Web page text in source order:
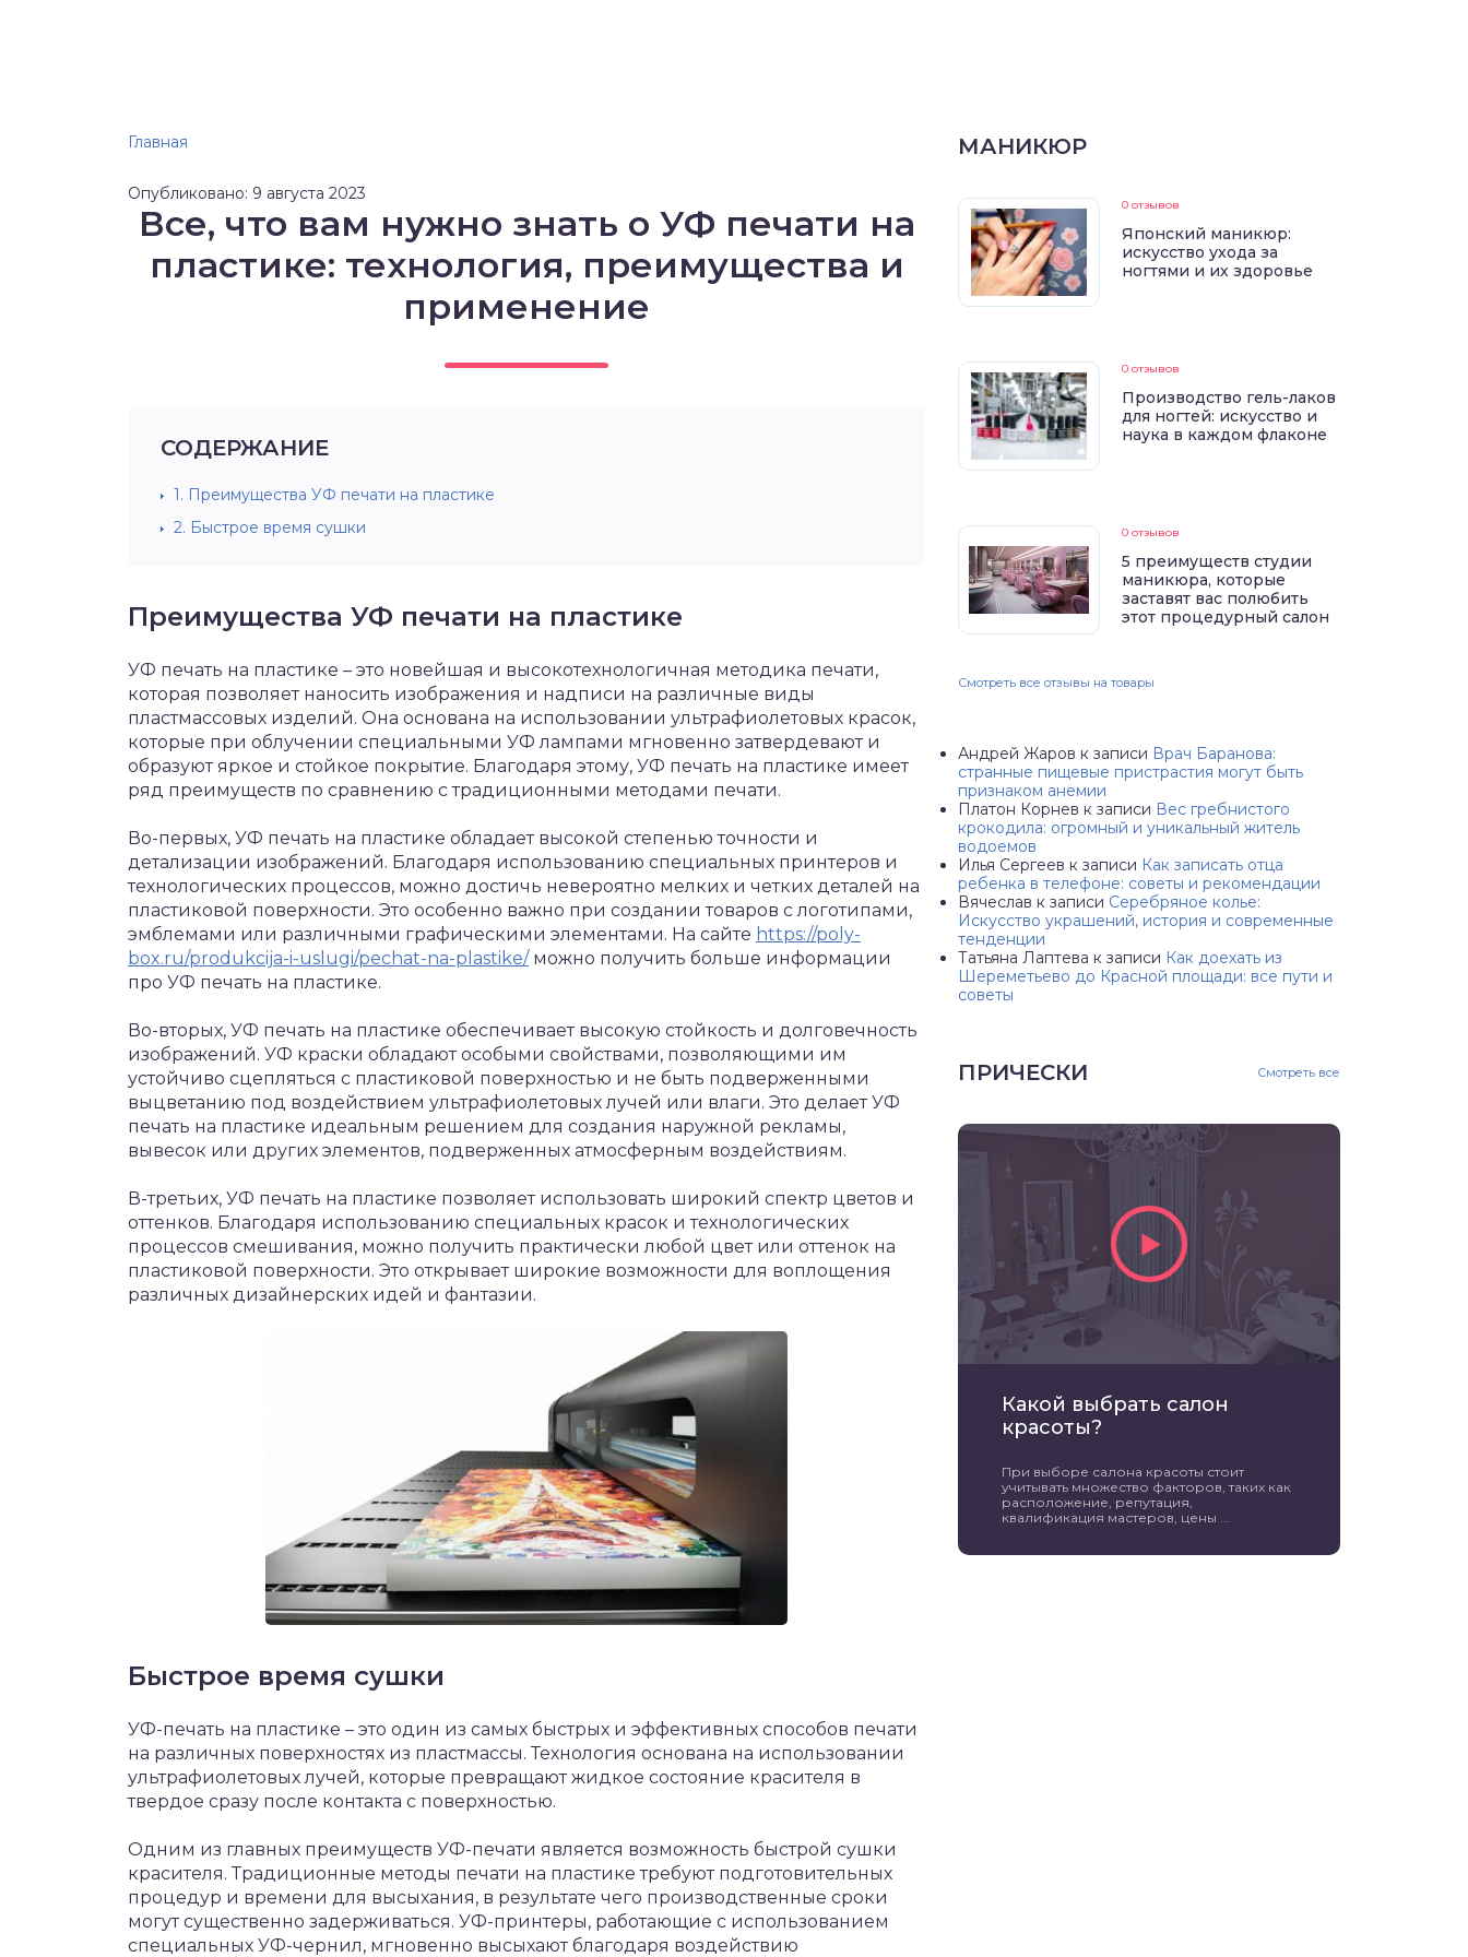
Главная
Опубликовано: 9 августа 2023
Все, что вам нужно знать о УФ печати на
пластике: технология, преимущества и
применение
СОДЕРЖАНИЕ
1. Преимущества УФ печати на пластике
2. Быстрое время сушки
Преимущества УФ печати на пластике
УФ печать на пластике – это новейшая и высокотехнологичная методика печати,
которая позволяет наносить изображения и надписи на различные виды
пластмассовых изделий. Она основана на использовании ультрафиолетовых красок,
которые при облучении специальными УФ лампами мгновенно затвердевают и
образуют яркое и стойкое покрытие. Благодаря этому, УФ печать на пластике имеет
ряд преимуществ по сравнению с традиционными методами печати.
Во-первых, УФ печать на пластике обладает высокой степенью точности и
детализации изображений. Благодаря использованию специальных принтеров и
технологических процессов, можно достичь невероятно мелких и четких деталей на
пластиковой поверхности. Это особенно важно при создании товаров с логотипами,
эмблемами или различными графическими элементами. На сайте https://poly-
box.ru/produkcija-i-uslugi/pechat-na-plastike/можно получить больше информации
про УФ печать на пластике.
Во-вторых, УФ печать на пластике обеспечивает высокую стойкость и долговечность
изображений. УФ краски обладают особыми свойствами, позволяющими им
устойчиво сцепляться с пластиковой поверхностью и не быть подверженными
выцветанию под воздействием ультрафиолетовых лучей или влаги. Это делает УФ
печать на пластике идеальным решением для создания наружной рекламы,
вывесок или других элементов, подверженных атмосферным воздействиям.
В-третьих, УФ печать на пластике позволяет использовать широкий спектр цветов и
оттенков. Благодаря использованию специальных красок и технологических
процессов смешивания, можно получить практически любой цвет или оттенок на
пластиковой поверхности. Это открывает широкие возможности для воплощения
различных дизайнерских идей и фантазии.
Быстрое время сушки
УФ-печать на пластике – это один из самых быстрых и эффективных способов печати
на различных поверхностях из пластмассы. Технология основана на использовании
ультрафиолетовых лучей, которые превращают жидкое состояние красителя в
твердое сразу после контакта с поверхностью.
Одним из главных преимуществ УФ-печати является возможность быстрой сушки
красителя. Традиционные методы печати на пластике требуют подготовительных
процедур и времени для высыхания, в результате чего производственные сроки
могут существенно задерживаться. УФ-принтеры, работающие с использованием
специальных УФ-чернил, мгновенно высыхают благодаря воздействию
МАНИКЮР
0 отзывов
Японский маникюр:
искусство ухода за
ногтями и их здоровье
0 отзывов
Производство гель-лаков
для ногтей: искусство и
наука в каждом флаконе
0 отзывов
5 преимуществ студии
маникюра, которые
заставят вас полюбить
этот процедурный салон
Смотреть все отзывы на товары
Андрей Жаров к записи Врач Баранова:
странные пищевые пристрастия могут быть
признаком анемии
Платон Корнев к записи Вес гребнистого
крокодила: огромный и уникальный житель
водоемов
Илья Сергеев к записи Как записать отца
ребенка в телефоне: советы и рекомендации
Вячеслав к записи Серебряное колье:
Искусство украшений, история и современные
тенденции
Татьяна Лаптева к записи Как доехать из
Шереметьево до Красной площади: все пути и
советы
ПРИЧЕСКИ Смотреть все
Какой выбрать салон
красоты?
При выборе салона красоты стоит
учитывать множество факторов, таких как
расположение, репутация,
квалификация мастеров, цены ...